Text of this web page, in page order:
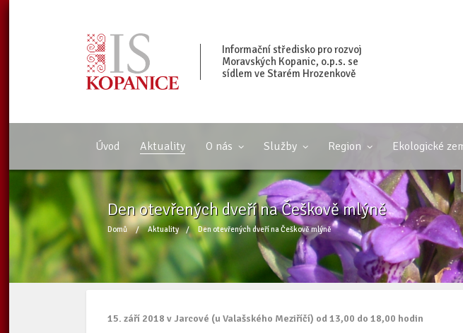
Informační středisko pro rozvoj
Moravských Kopanic, o.p.s. se
sídlem ve Starém Hrozenkově
Úvod Aktuality O nás Služby Region Ekologické
Den otevřených dveří na Češkově mlýně
Domů / Aktuality / Den otevřených dveří na Češkově mlýně
15. září 2018 v Jarcové (u Valašského Meziříčí) od 13,00 do 18,00 hodin